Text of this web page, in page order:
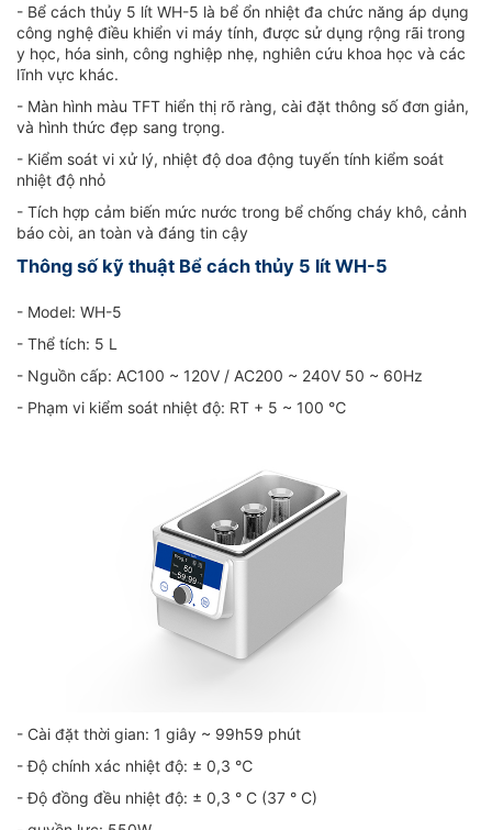
- Bể cách thủy 5 lít WH-5 là bể ổn nhiệt đa chức năng áp dụng
công nghệ điều khiển vi máy tính, được sử dụng rộng rãi trong
y học, hóa sinh, công nghiệp nhẹ, nghiên cứu khoa học và các
lĩnh vực khác.
- Màn hình màu TFT hiển thị rõ ràng, cài đặt thông số đơn giản,
và hình thức đẹp sang trọng.
- Kiểm soát vi xử lý, nhiệt độ doa động tuyến tính kiểm soát
nhiệt độ nhỏ
- Tích hợp cảm biến mức nước trong bể chống cháy khô, cảnh
báo còi, an toàn và đáng tin cậy
Thông số kỹ thuật Bể cách thủy 5 lít WH-5
- Model: WH-5
- Thể tích: 5 L
- Nguồn cấp: AC100 ~ 120V / AC200 ~ 240V 50 ~ 60Hz
- Phạm vi kiểm soát nhiệt độ: RT + 5 ~ 100 ℃
- Cài đặt thời gian: 1 giây ~ 99h59 phút
- Độ chính xác nhiệt độ: ± 0,3 ℃
- Độ đồng đều nhiệt độ: ± 0,3 ° C (37 ° C)